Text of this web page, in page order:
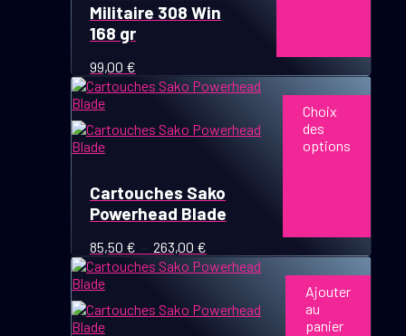
Militaire 308 Win
168 gr
99,00 €
Cartouches Sako
Powerhead Blade
85,50 € 263,00 €
de
à
Choix
des
options
Ce
produit
a
plusieurs
variations.
options
peuvent
être
choisies
sur
la
page
du
produit
Ajouter
au
panier